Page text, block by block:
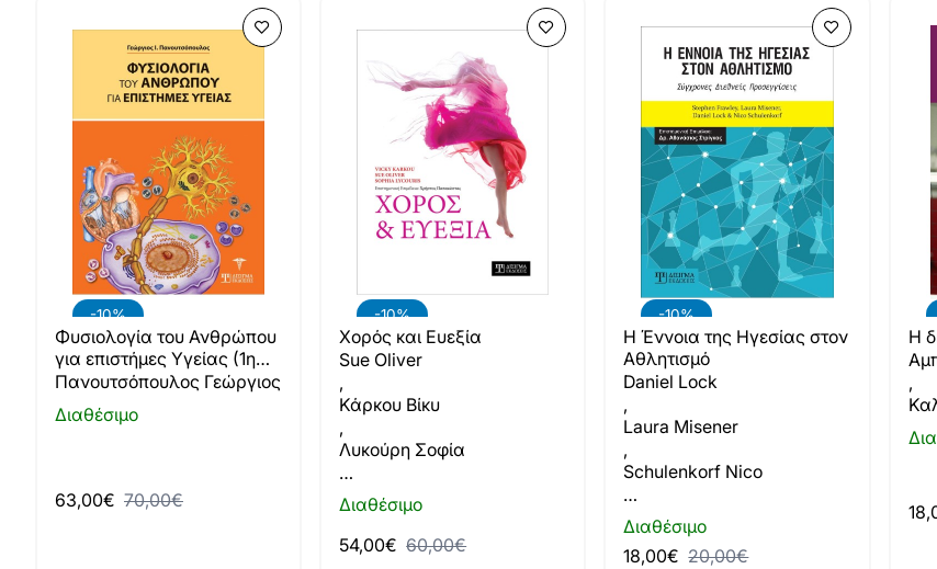
-10%
Διαθέσιμο
Φυσιολογία του Ανθρώπου
για επιστήμες Υγείας (1η
Έκδοση)
Πανουτσόπουλος Γεώργιος
63,00€ 70,00€
-10%
Διαθέσιμο
Χορός και Ευεξία
Sue Oliver
,
Κάρκου Βίκυ
,
Λυκούρη Σοφία
…
54,00€ 60,00€
-10%
Διαθέσιμο
Η Έννοια της Ηγεσίας στον
Αθλητισμό
Daniel Lock
,
Laura Misener
,
Schulenkorf Nico
…
18,00€ 20,00€
Η
,